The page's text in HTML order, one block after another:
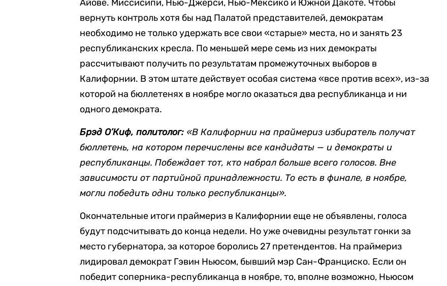
Айове. Миссисипи, Нью-Джерси, Нью-Мексико и Южной Дакоте. Чтобы
вернуть контроль хотя бы над Палатой представителей, демократам
необходимо не только удержать все свои «старые» места, но и занять 23
республиканских кресла. По меньшей мере семь из них демократы
рассчитывают получить по результатам промежуточных выборов в
Калифорнии. В этом штате действует особая система «все против всех», из-за
которой на бюллетенях в ноябре могло оказаться два республиканца и ни
одного демократа.
Брэд О’Киф, политолог: «В Калифорнии на праймериз избиратель получат
бюллетень, на котором перечислены все кандидаты — и демократы и
республиканцы. Побеждает тот, кто набрал больше всего голосов. Вне
зависимости от партийной принадлежности. То есть в финале, в ноябре,
могли победить одни только республиканцы».
Окончательные итоги праймериз в Калифорнии еще не объявлены, голоса
будут подсчитывать до конца недели. Но уже очевидны результат гонки за
место губернатора, за которое боролись 27 претендентов. На праймериз
лидировал демократ Гэвин Ньюсом, бывший мэр Сан-Франциско. Если он
победит соперника-республиканца в ноябре, то, вполне возможно, Ньюсом